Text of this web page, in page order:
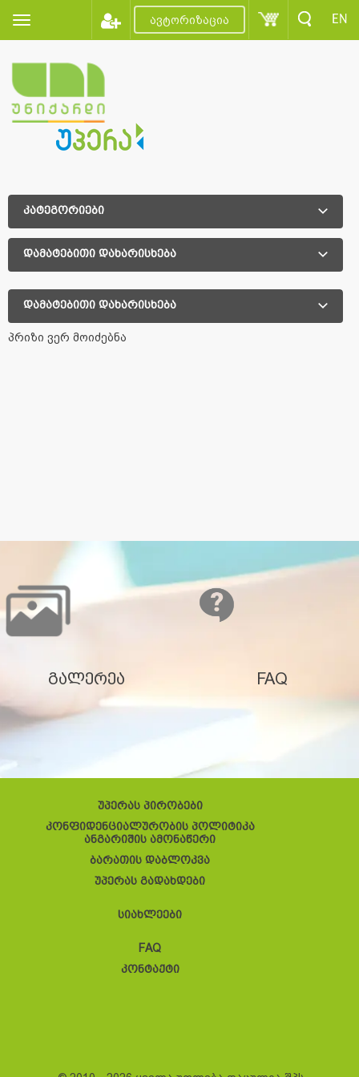
ავტორიზაცია EN
კატეგორიები
დამატებითი დახარისხება
დამატებითი დახარისხება
პრიზი ვერ მოიძებნა
გალერეა FAQ
უპერას პირობები
კონფიდენციალურობის პოლიტიკა
ანგარიშის ამონაწერი
ბარათის დაბლოკვა
უპერას გადახდები
სიახლეები
FAQ
კონტაქტი